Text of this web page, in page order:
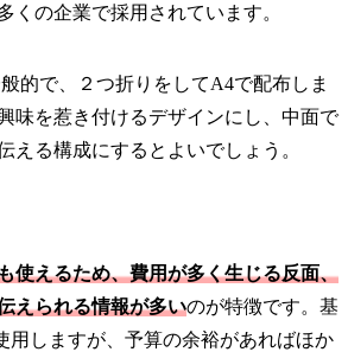
くの企業で採用されています。
的で、２つ折りをしてA4で配布しま
味を惹き付けるデザインにし、中面で
える構成にするとよいでしょう。
使えるため、費用が多く生じる反面、
えられる情報が多いのが特徴です。基
用しますが、予算の余裕があればほか